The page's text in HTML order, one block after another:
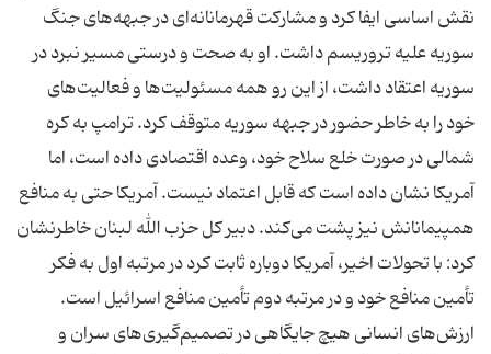
نقش اساسی ایفا کرد و مشارکت قهرمانانه‌ای در جبهه‌های جنگ
سوریه علیه تروریسم داشت. او به صحت و درستی مسیر نبرد در
سوریه اعتقاد داشت، از این رو همه مسئولیت‌ها و فعالیت‌های
خود را به خاطر حضور در جبهه سوریه متوقف کرد. ترامپ به کره
شمالی در صورت خلع سلاح خود، وعده اقتصادی داده است، اما
آمریکا نشان داده است که قابل اعتماد نیست. آمریکا حتی به منافع
همپیمانانش نیز پشت می‌کند. دبیر کل حزب الله لبنان خاطرنشان
کرد: با تحولات اخیر، آمریکا دوباره ثابت کرد در مرتبه اول به فکر
تأمین منافع خود و در مرتبه دوم تأمین منافع اسرائیل است.
ارزش‌های انسانی هیچ جایگاهی در تصمیم‌گیری‌های سران و